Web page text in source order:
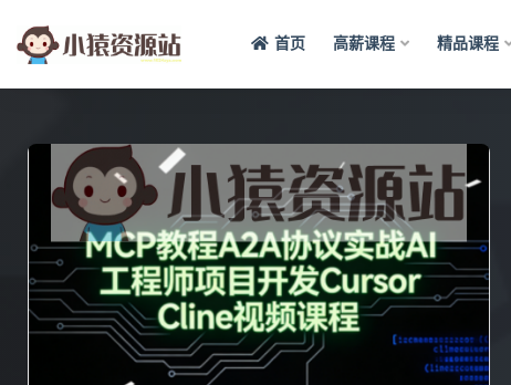
首页 高薪课程 精品课程